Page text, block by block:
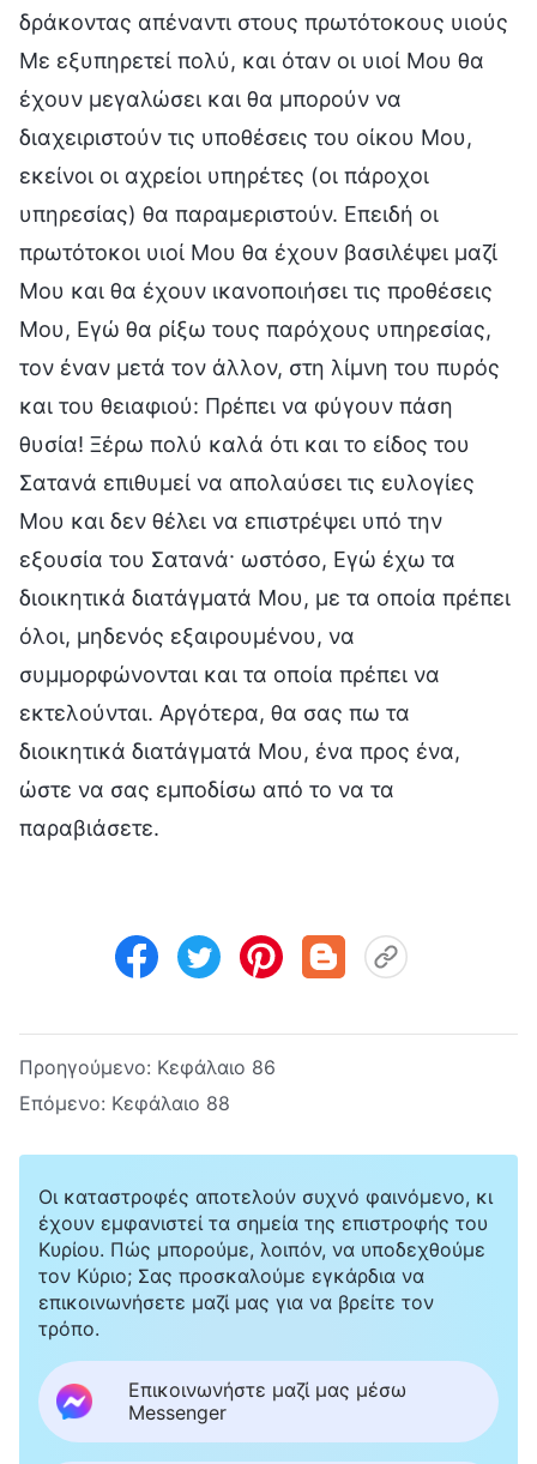
δράκοντας απέναντι στους πρωτότοκους υιούς
Με εξυπηρετεί πολύ, και όταν οι υιοί Μου θα
έχουν μεγαλώσει και θα μπορούν να
διαχειριστούν τις υποθέσεις του οίκου Μου,
εκείνοι οι αχρείοι υπηρέτες (οι πάροχοι
υπηρεσίας) θα παραμεριστούν. Επειδή οι
πρωτότοκοι υιοί Μου θα έχουν βασιλέψει μαζί
Μου και θα έχουν ικανοποιήσει τις προθέσεις
Μου, Εγώ θα ρίξω τους παρόχους υπηρεσίας,
τον έναν μετά τον άλλον, στη λίμνη του πυρός
και του θειαφιού: Πρέπει να φύγουν πάση
θυσία! Ξέρω πολύ καλά ότι και το είδος του
Σατανά επιθυμεί να απολαύσει τις ευλογίες
Μου και δεν θέλει να επιστρέψει υπό την
εξουσία του Σατανά· ωστόσο, Εγώ έχω τα
διοικητικά διατάγματά Μου, με τα οποία πρέπει
όλοι, μηδενός εξαιρουμένου, να
συμμορφώνονται και τα οποία πρέπει να
εκτελούνται. Αργότερα, θα σας πω τα
διοικητικά διατάγματά Μου, ένα προς ένα,
ώστε να σας εμποδίσω από το να τα
παραβιάσετε.
Προηγούμενο: Κεφάλαιο 86
Επόμενο: Κεφάλαιο 88
Οι καταστροφές αποτελούν συχνό φαινόμενο, κι
έχουν εμφανιστεί τα σημεία της επιστροφής του
Κυρίου. Πώς μπορούμε, λοιπόν, να υποδεχθούμε
τον Κύριο; Σας προσκαλούμε εγκάρδια να
επικοινωνήσετε μαζί μας για να βρείτε τον
τρόπο.
Επικοινωνήστε μαζί μας μέσω
Messenger